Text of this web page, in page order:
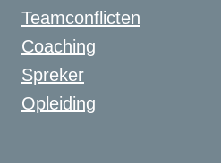
Teamconflicten
Coaching
Spreker
Opleiding